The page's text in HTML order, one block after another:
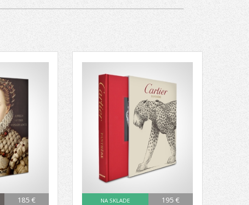
185 € NA SKLADE 195 €